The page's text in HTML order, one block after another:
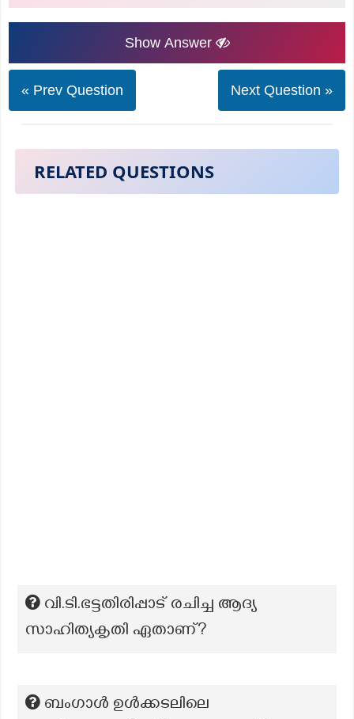
Show Answer
« Prev Question Next Question »
RELATED QUESTIONS
വി.ടി.ഭട്ടതിരിപ്പാട് രചിച്ച ആദ്യ
സാഹിത്യകൃതി ഏതാണ്?
ബംഗാൾ ഉൾക്കടലിലെ